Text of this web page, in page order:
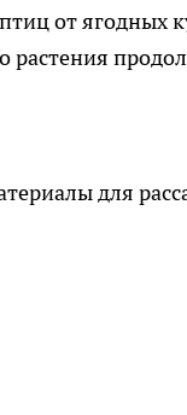
от ягодных
для